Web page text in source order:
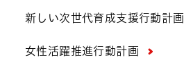
新しい次世代育成支援行動計画
女性活躍推進行動計画